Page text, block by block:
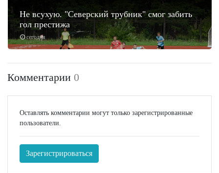
сегодня
Не всухую. "Северский трубник" смог забить
гол престижа
Комментарии 0
Оставлять комментарии могут только зарегистрированные
пользователи.
Зарегистрироваться